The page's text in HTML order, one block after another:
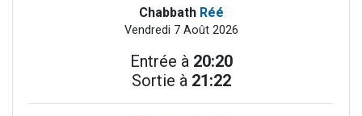
Chabbath Réé
Vendredi 7 Août 2026
Entrée à 20:20
Sortie à 21:22